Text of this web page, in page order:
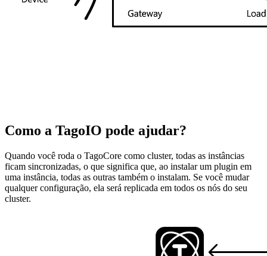
Como a TagoIO pode ajudar?
Quando você roda o TagoCore como cluster, todas as instâncias
ficam sincronizadas, o que significa que, ao instalar um plugin em
uma instância, todas as outras também o instalam. Se você mudar
qualquer configuração, ela será replicada em todos os nós do seu
cluster.